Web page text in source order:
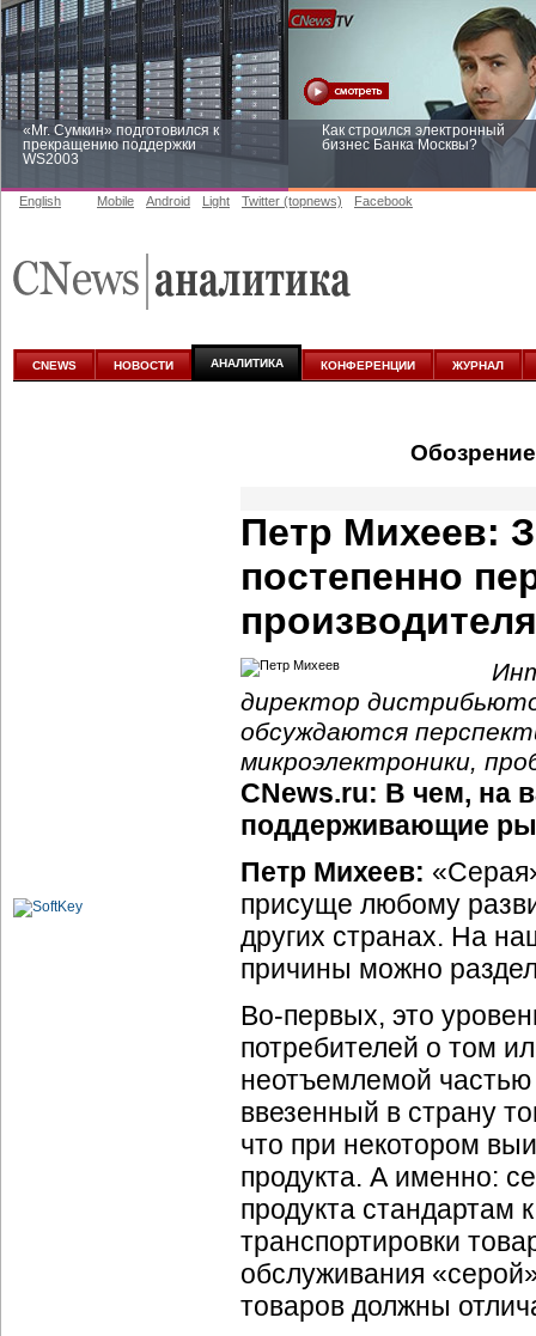
«Mr. Сумкин» подготовился к
прекращению поддержки
WS2003
Как строился электронный
бизнес Банка Москвы?
аналитике
English Mobile Android Light Twitter (topnews) Facebook
CNEWS НОВОСТИ АНАЛИТИКА КОНФЕРЕНЦИИ ЖУРНАЛ
Петр Михеев:
постепенно
директор
обсуждаются
микроэлектроники,
CNews.ru: В чем, на
поддерживающие
Петр Михеев:
присуще любому
других странах. На
причины можно
Во-первых, это
потребителей о том
неотъемлемой частью
ввезенный в страну
что при некотором
продукта. А именно:
продукта стандартам
транспортировки
обслуживания
товаров должны